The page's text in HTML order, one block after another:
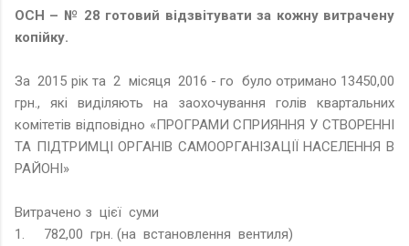
ОСН – № 28 готовий відзвітувати за кожну витрачену
копійку.
За 2015 рік та 2 місяця 2016 - го було отримано 13450,00
грн., які виділяють на заохочування голів квартальних
комітетів відповідно «ПРОГРАМИ СПРИЯННЯ У СТВОРЕННІ
ТА ПІДТРИМЦІ ОРГАНІВ САМООРГАНІЗАЦІЇ НАСЕЛЕННЯ В
РАЙОНІ»
Витрачено з цієї суми
1.
782,00 грн. (на встановлення вентиля)